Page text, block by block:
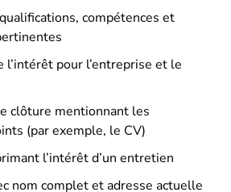
compétences et
l’intérêt pour l’entreprise et le
clôture mentionnant les
(par exemple, le CV)
l’intérêt d’un entretien
nom complet et adresse actuelle